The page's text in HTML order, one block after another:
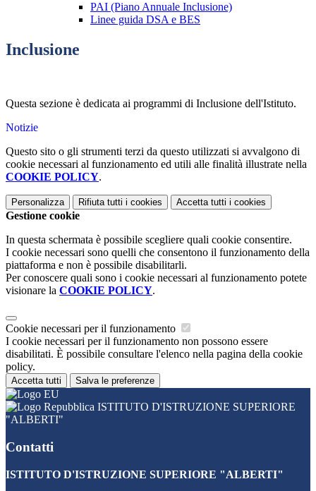
PAI (Piano Annuale Inclusione)
Linee guida DSA e BES
Inclusione
Questa sezione è dedicata ai programmi di Inclusione dell'Istituto.
Notizie
Questo sito o gli strumenti terzi da questo utilizzati si avvalgono di
cookie necessari al funzionamento ed utili alle finalità illustrate nella
COOKIE POLICY.
Personalizza Rifiuta tutti i cookies Accetta tutti i cookies
Gestione cookie
In questa schermata è possibile scegliere quali cookie consentire.
I cookie necessari sono quelli che consentono il funzionamento della
piattaforma e non è possibile disabilitarli.
Per conoscere quali sono i cookie necessari al funzionamento potete
visionare la COOKIE POLICY.
Cookie necessari per il funzionamento
I cookie necessari per il funzionamento non possono essere
disabilitati. È possibile consultare l'elenco nella pagina della cookie
policy.
Accetta tutti Salva le preferenze
ISTITUTO D'ISTRUZIONE SUPERIORE
"ALBERTI"
Contatti
ISTITUTO D'ISTRUZIONE SUPERIORE "ALBERTI"